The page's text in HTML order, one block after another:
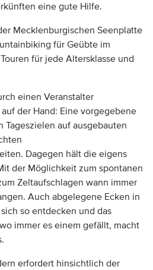
eine gute Hilfe.
Mecklenburgischen Seenplatte
für Geübte im
für jede Altersklasse und
einen Veranstalter
der Hand: Eine vorgegebene
auf ausgebauten
Dagegen hält die eigens
der Möglichkeit zum spontanen
Zeltaufschlagen wann immer
Auch abgelegene Ecken in
so entdecken und das
immer es einem gefällt, macht
erfordert hinsichtlich der